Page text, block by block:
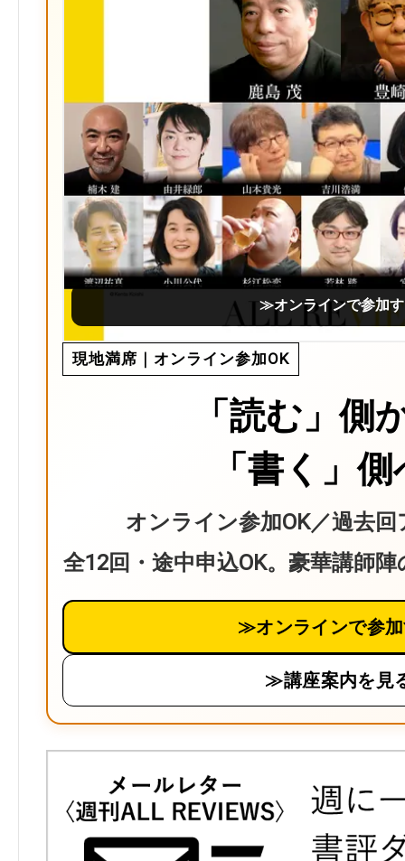
≫オンラインで参加
現地満席｜オンライン参加OK
「読む」側
「書く」
オンライン参加OK／過去
全12回・途中申込OK。豪華講師
≫オンラインで参
≫講座案内を見